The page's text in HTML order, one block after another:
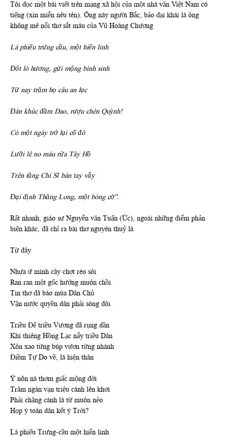
Tôi đọc một bài viết trên mạng xã hội của một nhà văn Việt Nam có
tiếng (xin miễn nêu tên). Ông này người Bắc, bảo đại khái là ông
không mê nổi thơ sắt máu của Vũ Hoàng Chương
Lá phiếu trưng cầu, một hiển linh
Đốt lò hương, gửi mộng bình sinh
Từ nay trăm họ câu an lạc
Đàn khúc đầm Dao, rượu chén Quỳnh!
Có một ngày trở lại cố đô
Lưỡi lê no máu rửa Tây Hồ
Trên tầng Chí Sĩ bàn tay vẫy
Đại định Thăng Long, một bóng cờ”.
Rất nhanh, giáo sư Nguyễn văn Tuấn (Úc), ngoài những điểm phản
biện khác, đã chỉ ra bài thơ nguyên thuỷ là
Từ đây
Nhựa ứ mình cây chợt réo sôi
Ran ran một gốc hướng muôn chồi
Tin thơ đã báo mùa Dân Chủ
Vận nước quyền dân phải sóng đôi
Triều Đế triều Vương đã rụng dần
Khí thiêng Hồng Lạc nẩy triều Dân
Xôn xao từng búp vươn từng nhánh
Điềm Tự Do về, lá hiện thân
Ý nõn nà thơm giấc mộng đời
Trăm ngàn vạn triệu cánh lên khơi
Phải chăng cánh lá từ muôn nẻo
Họp ý toàn dân kết ý Trời?
Lá phiếu Trưng-cầu một hiển linh